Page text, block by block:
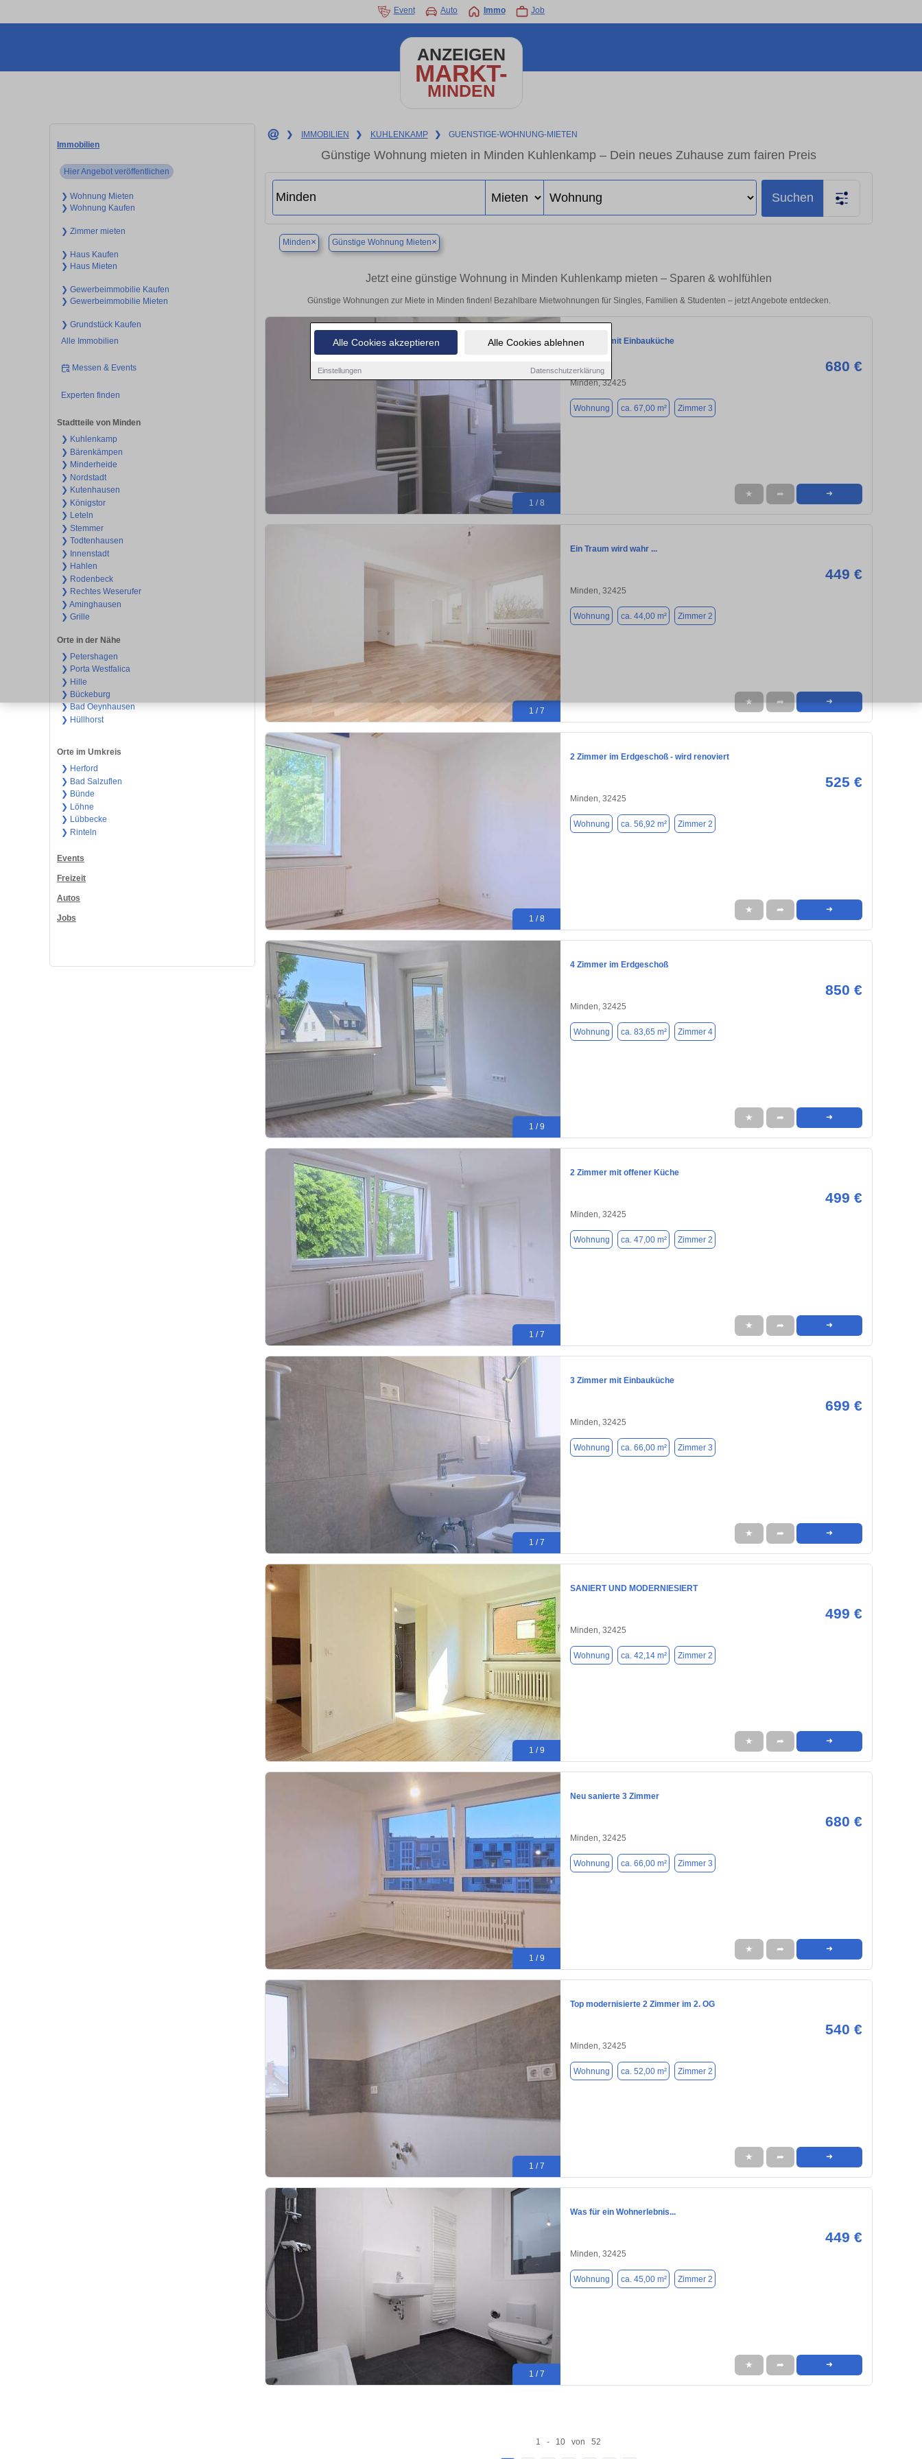
Alle Cookies akzeptieren Alle Cookies ablehnen
Einstellungen Datenschutzerklärung
Event Auto Immo Job
ANZEIGEN
MARKT-
MINDEN
Immobilien
Hier Angebot veröffentlichen
❯ Wohnung Mieten
❯ Wohnung Kaufen
❯ Zimmer mieten
❯ Haus Kaufen
❯ Haus Mieten
❯ Gewerbeimmobilie Kaufen
❯ Gewerbeimmobilie Mieten
❯ Grundstück Kaufen
Alle Immobilien
Messen & Events
Experten finden
Stadtteile von Minden
❯ Kuhlenkamp
❯ Bärenkämpen
❯ Minderheide
❯ Nordstadt
❯ Kutenhausen
❯ Königstor
❯ Leteln
❯ Stemmer
❯ Todtenhausen
❯ Innenstadt
❯ Hahlen
❯ Rodenbeck
❯ Rechtes Weserufer
❯ Aminghausen
❯ Grille
Orte in der Nähe
❯ Petershagen
❯ Porta Westfalica
❯ Hille
❯ Bückeburg
❯ Bad Oeynhausen
❯ Hüllhorst
Orte im Umkreis
❯ Herford
❯ Bad Salzuflen
❯ Bünde
❯ Löhne
❯ Lübbecke
❯ Rinteln
Events
Freizeit
Autos
Jobs
❯ IMMOBILIEN ❯ KUHLENKAMP ❯ GUENSTIGE-WOHNUNG-MIETEN
Günstige Wohnung mieten in Minden Kuhlenkamp – Dein neues Zuhause zum fairen Preis
Suchen
Minden× Günstige Wohnung Mieten×
Jetzt eine günstige Wohnung in Minden Kuhlenkamp mieten – Sparen & wohlfühlen
Günstige Wohnungen zur Miete in Minden finden! Bezahlbare Mietwohnungen für Singles, Familien & Studenten – jetzt Angebote entdecken.
1 / 8
3 Zimmer mit Einbauküche
680 €
Minden, 32425
Wohnung ca. 67,00 m² Zimmer 3
★ ➦ ➜
1 / 7
Ein Traum wird wahr ...
449 €
Minden, 32425
Wohnung ca. 44,00 m² Zimmer 2
★ ➦ ➜
1 / 8
2 Zimmer im Erdgeschoß - wird renoviert
525 €
Minden, 32425
Wohnung ca. 56,92 m² Zimmer 2
★ ➦ ➜
1 / 9
4 Zimmer im Erdgeschoß
850 €
Minden, 32425
Wohnung ca. 83,65 m² Zimmer 4
★ ➦ ➜
1 / 7
2 Zimmer mit offener Küche
499 €
Minden, 32425
Wohnung ca. 47,00 m² Zimmer 2
★ ➦ ➜
1 / 7
3 Zimmer mit Einbauküche
699 €
Minden, 32425
Wohnung ca. 66,00 m² Zimmer 3
★ ➦ ➜
1 / 9
SANIERT UND MODERNIESIERT
499 €
Minden, 32425
Wohnung ca. 42,14 m² Zimmer 2
★ ➦ ➜
1 / 9
Neu sanierte 3 Zimmer
680 €
Minden, 32425
Wohnung ca. 66,00 m² Zimmer 3
★ ➦ ➜
1 / 7
Top modernisierte 2 Zimmer im 2. OG
540 €
Minden, 32425
Wohnung ca. 52,00 m² Zimmer 2
★ ➦ ➜
1 / 7
Was für ein Wohnerlebnis...
449 €
Minden, 32425
Wohnung ca. 45,00 m² Zimmer 2
★ ➦ ➜
1 - 10 von 52